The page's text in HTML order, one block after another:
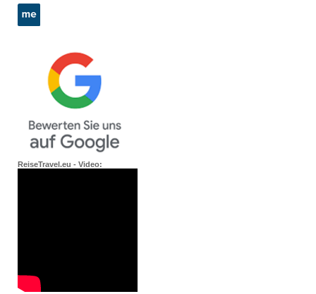
ReiseTravel.eu - Video: